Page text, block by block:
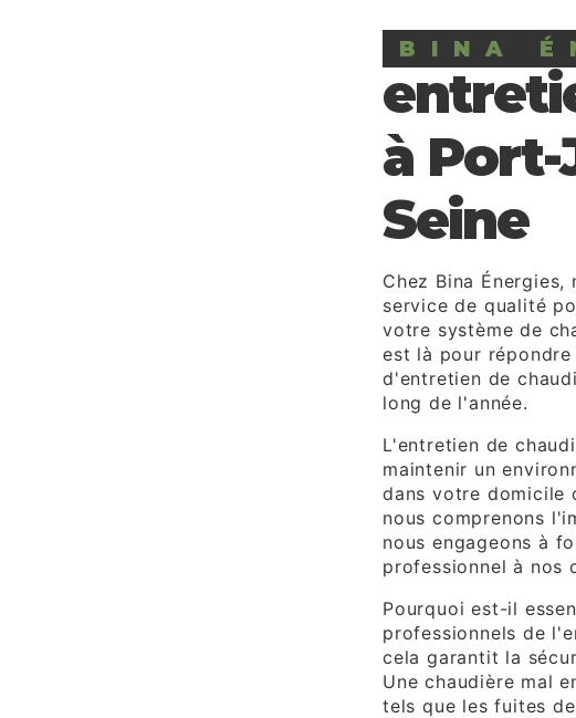
BINA
à
Seine
Chez Bina
service de qualité
votre système de
est là pour
d'entretien de
long de l'année.
L'entretien de
maintenir un
dans votre domicile
nous comprenons
nous engageons à
professionnel à nos
Pourquoi est-il
professionnels de
cela garantit la
Une chaudière mal
tels que les fuites